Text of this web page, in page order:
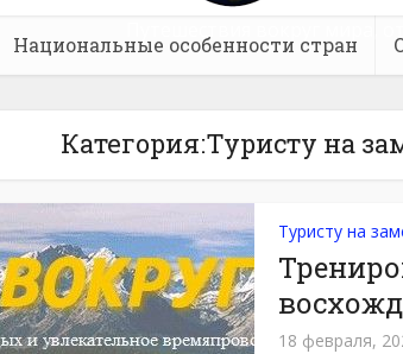
Национальные особенности стран
Категория:Туристу на
Туристу на
18 февраля,